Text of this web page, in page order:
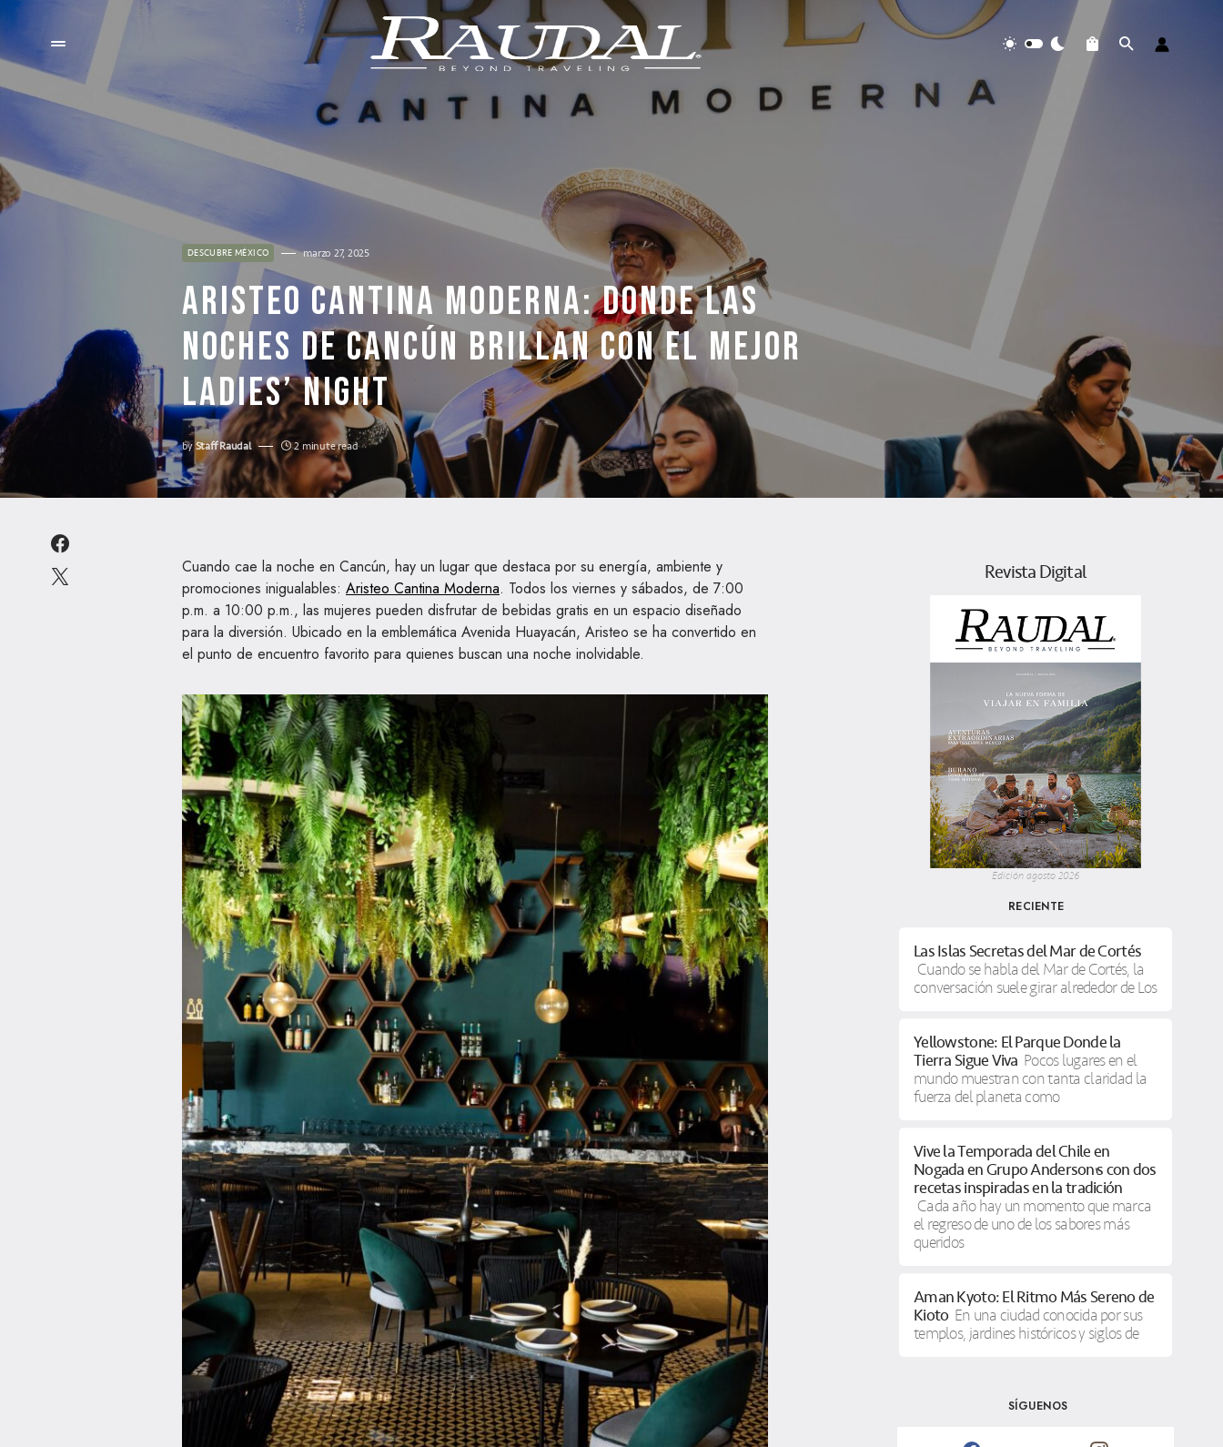
DESCUBRE MÉXICO marzo 27, 2025
ARISTEO CANTINA MODERNA: DONDE LAS
NOCHES DE CANCÚN BRILLAN CON EL MEJOR
LADIES’ NIGHT
byStaff Raudal 2 minute read
Cuando cae la noche en Cancún, hay un lugar que destaca por su energía, ambiente y
promociones inigualables: Aristeo Cantina Moderna. Todos los viernes y sábados, de 7:00
p.m. a 10:00 p.m., las mujeres pueden disfrutar de bebidas gratis en un espacio diseñado
para la diversión. Ubicado en la emblemática Avenida Huayacán, Aristeo se ha convertido en
el punto de encuentro favorito para quienes buscan una noche inolvidable.
Revista Digital
Edición agosto 2026
RECIENTE
Las Islas Secretas del Mar de Cortés
Cuando se habla del Mar de Cortés, la
conversación suele girar alrededor de Los
Yellowstone: El Parque Donde la
Tierra Sigue Viva Pocos lugares en el
mundo muestran con tanta claridad la
fuerza del planeta como
Vive la Temporada del Chile en
Nogada en Grupo Anderson’s con dos
recetas inspiradas en la tradición
Cada año hay un momento que marca
el regreso de uno de los sabores más
queridos
Aman Kyoto: El Ritmo Más Sereno de
Kioto En una ciudad conocida por sus
templos, jardines históricos y siglos de
SÍGUENOS